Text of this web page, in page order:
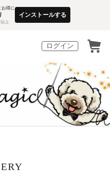
お得に
以上
インストールする
ログイン